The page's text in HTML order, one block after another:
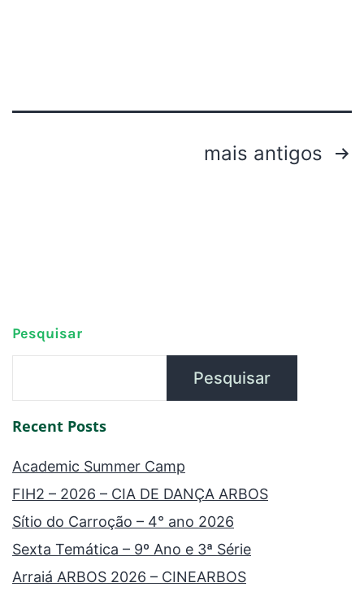
mais antigos
Pesquisar
Pesquisar
Recent Posts
Academic Summer Camp
FIH2 – 2026 – CIA DE DANÇA ARBOS
Sítio do Carroção – 4° ano 2026
Sexta Temática – 9º Ano e 3ª Série
Arraiá ARBOS 2026 – CINEARBOS